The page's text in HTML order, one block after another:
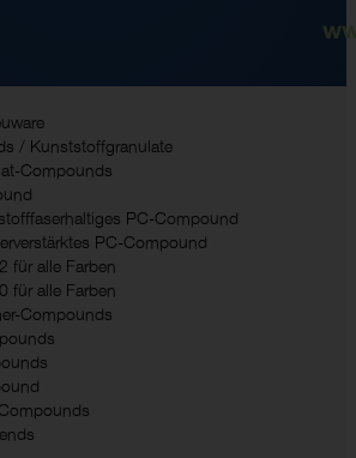
/ Kunststoffgranulate
Compounds
PC-Compound
PC-Compound
für alle Farben
für alle Farben
Compounds